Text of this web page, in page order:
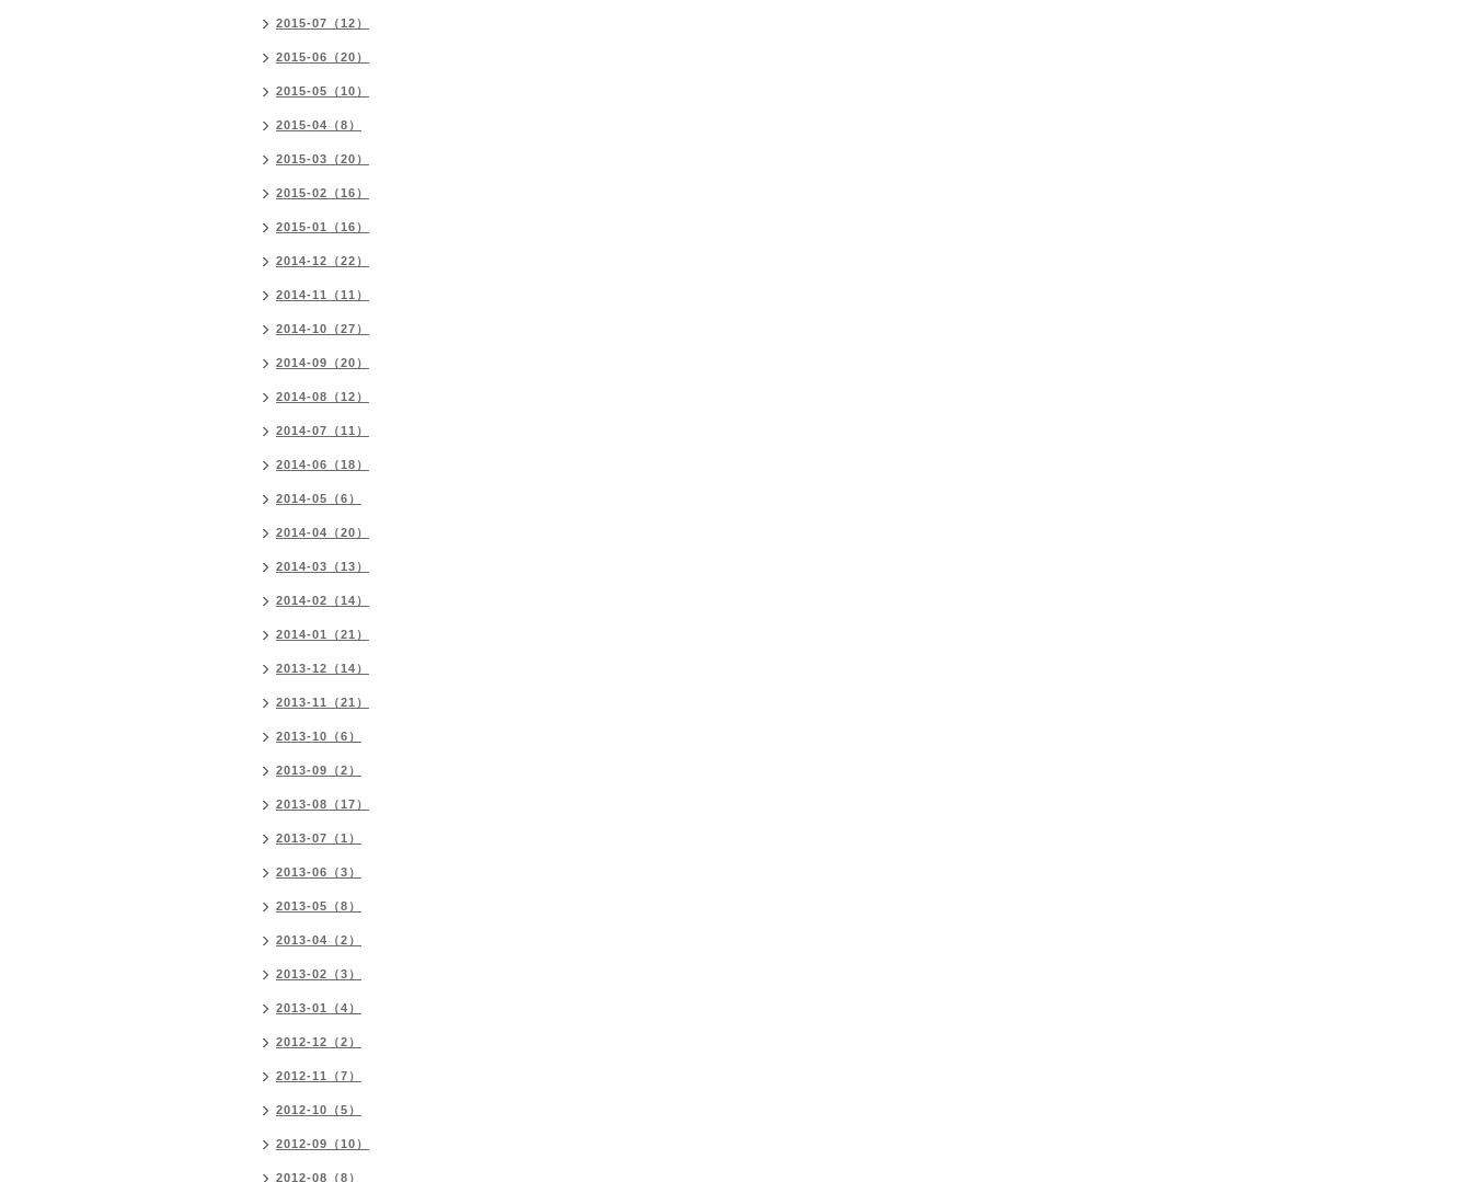
2015-07（12）
2015-06（20）
2015-05（10）
2015-04（8）
2015-03（20）
2015-02（16）
2015-01（16）
2014-12（22）
2014-11（11）
2014-10（27）
2014-09（20）
2014-08（12）
2014-07（11）
2014-06（18）
2014-05（6）
2014-04（20）
2014-03（13）
2014-02（14）
2014-01（21）
2013-12（14）
2013-11（21）
2013-10（6）
2013-09（2）
2013-08（17）
2013-07（1）
2013-06（3）
2013-05（8）
2013-04（2）
2013-02（3）
2013-01（4）
2012-12（2）
2012-11（7）
2012-10（5）
2012-09（10）
2012-08（8）